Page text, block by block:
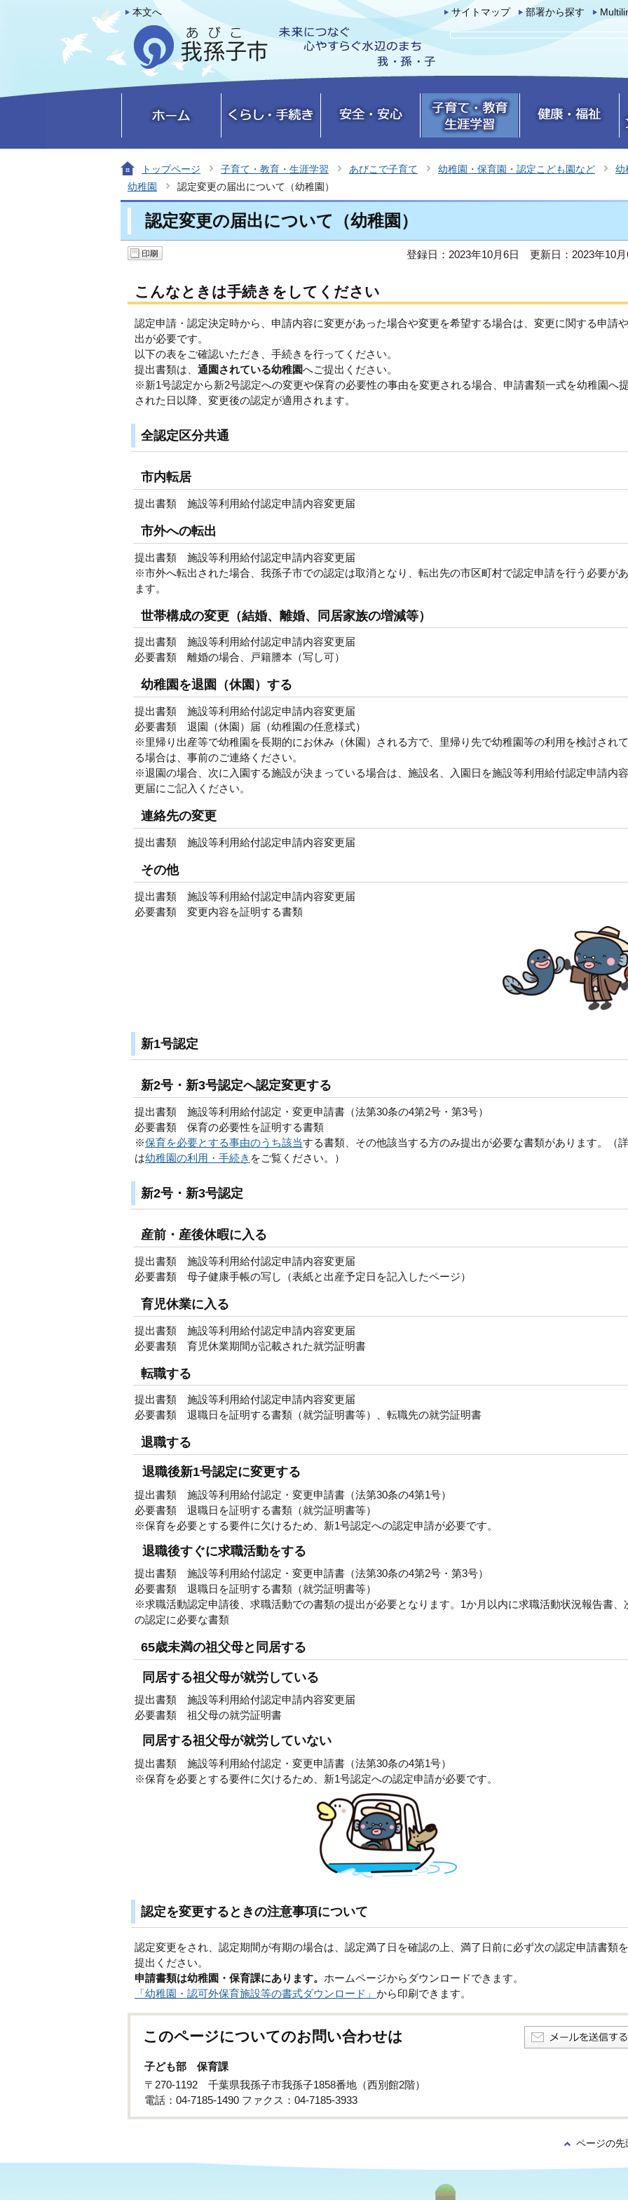
本文へ サイトマップ 部署から探す
トップページ 子育て・教育・生涯学習 あびこで子育て 幼稚園・保育園・認定こども園など
幼
幼稚園
認定変更の届出について（幼稚園）
認定変更の届出について（幼稚園）
登録日：2023年10月6日 更新日：2023年10
こんなときは手続きをしてください
認定申請・認定決定時から、申請内容に変更があった場合や変更を希望する場合は、変更に関する申請
出が必要です。
以下の表をご確認いただき、手続きを行ってください。
提出書類は、 通園されている幼稚園へご提出ください。
※新1号認定から新2号認定への変更や保育の必要性の事由を変更される場合、申請書類一式を幼稚園へ
された日以降、変更後の認定が適用されます。
全認定区分共通
市内転居
提出書類 施設等利用給付認定申請内容変更届
市外への転出
提出書類 施設等利用給付認定申請内容変更届
※市外へ転出された場合、我孫子市での認定は取消となり、転出先の市区町村で認定申請を行う必要が
ます。
世帯構成の変更（結婚、離婚、同居家族の増減等）
提出書類 施設等利用給付認定申請内容変更届
必要書類 離婚の場合、戸籍謄本（写し可）
幼稚園を退園（休園）する
提出書類 施設等利用給付認定申請内容変更届
必要書類 退園（休園）届（幼稚園の任意様式）
※里帰り出産等で幼稚園を長期的にお休み（休園）される方で、里帰り先で幼稚園等の利用を検討され
る場合は、事前のご連絡ください。
※退園の場合、次に入園する施設が決まっている場合は、施設名、入園日を施設等利用給付認定申請内
更届にご記入ください。
連絡先の変更
提出書類 施設等利用給付認定申請内容変更届
その他
提出書類 施設等利用給付認定申請内容変更届
必要書類 変更内容を証明する書類
新1号認定
新2号・新3号認定へ認定変更する
提出書類 施設等利用給付認定・変更申請書（法第30条の4第2号・第3号）
必要書類 保育の必要性を証明する書類
※保育を必要とする事由のうち該当する書類、その他該当する方のみ提出が必要な書類があります。（
は幼稚園の利用・手続き をご覧ください。）
新2号・新3号認定
産前・産後休暇に入る
提出書類 施設等利用給付認定申請内容変更届
必要書類 母子健康手帳の写し（表紙と出産予定日を記入したページ）
育児休業に入る
提出書類 施設等利用給付認定申請内容変更届
必要書類 育児休業期間が記載された就労証明書
転職する
提出書類 施設等利用給付認定申請内容変更届
必要書類 退職日を証明する書類（就労証明書等）、転職先の就労証明書
退職する
退職後新1号認定に変更する
提出書類 施設等利用給付認定・変更申請書（法第30条の4第1号）
必要書類 退職日を証明する書類（就労証明書等）
※保育を必要とする要件に欠けるため、新1号認定への認定申請が必要です。
退職後すぐに求職活動をする
提出書類 施設等利用給付認定・変更申請書（法第30条の4第2号・第3号）
必要書類 退職日を証明する書類（就労証明書等）
※求職活動認定申請後、求職活動での書類の提出が必要となります。1か月以内に求職活動状況報告書、
の認定に必要な書類
65歳未満の祖父母と同居する
同居する祖父母が就労している
提出書類 施設等利用給付認定申請内容変更届
必要書類 祖父母の就労証明書
同居する祖父母が就労していない
提出書類 施設等利用給付認定・変更申請書（法第30条の4第1号）
※保育を必要とする要件に欠けるため、新1号認定への認定申請が必要です。
認定を変更するときの注意事項について
認定変更をされ、認定期間が有期の場合は、認定満了日を確認の上、満了日前に必ず次の認定申請書類
提出ください。
申請書類は幼稚園・保育課にあります。 ホームページからダウンロードできます。
「幼稚園・認可外保育施設等の書式ダウンロード」 から印刷できます。
このページについてのお問い合わせは
子ども部 保育課
〒270-1192 千葉県我孫子市我孫子1858番地（西別館2階）
電話：04-7185-1490 ファクス：04-7185-3933
ページの先